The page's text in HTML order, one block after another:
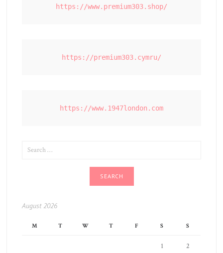
https://www.premium303.shop/
https://premium303.cymru/
https://www.1947london.com
FOR:
August 2026
M T W T F S S
1 2